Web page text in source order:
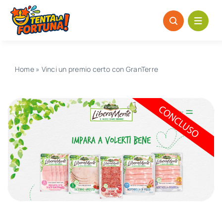
Salta
contenuto
Home» Vinci un premio certo con GranTerre